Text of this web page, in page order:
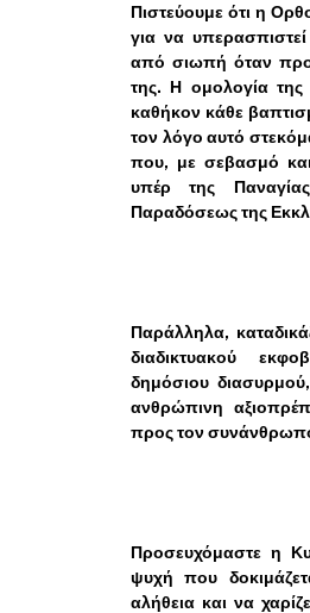
Πιστεύουμε ότι η
για να
από σιωπή όταν
της. Η ομολογία της
καθήκον κάθε
τον λόγο αυτό
που, με σεβασμό
υπέρ της
Παραδόσεως της
Παράλληλα,
διαδικτυακού
δημόσιου
ανθρώπινη
προς τον συνάνθρωπο
Προσευχόμαστε η
ψυχή που
αλήθεια και να